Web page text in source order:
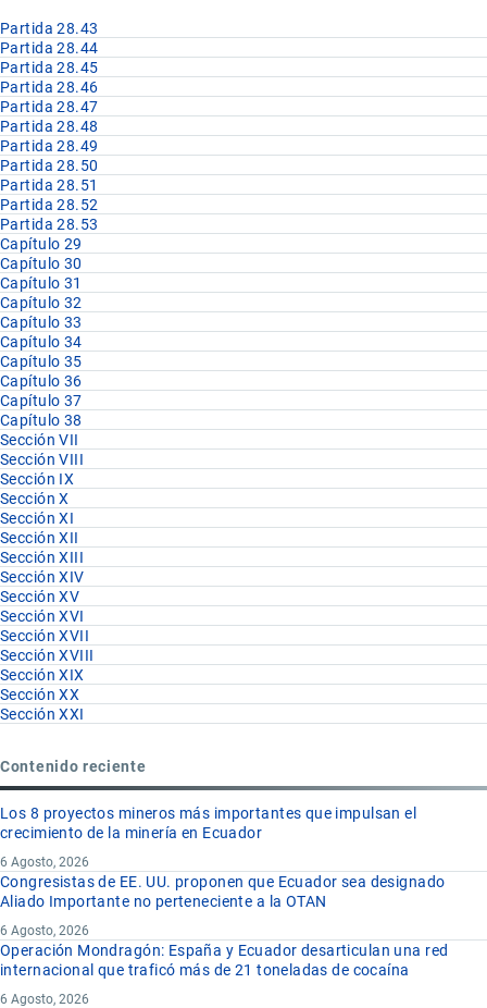
Partida 28.43
Partida 28.44
Partida 28.45
Partida 28.46
Partida 28.47
Partida 28.48
Partida 28.49
Partida 28.50
Partida 28.51
Partida 28.52
Partida 28.53
Capítulo 29
Capítulo 30
Capítulo 31
Capítulo 32
Capítulo 33
Capítulo 34
Capítulo 35
Capítulo 36
Capítulo 37
Capítulo 38
Sección VII
Sección VIII
Sección IX
Sección X
Sección XI
Sección XII
Sección XIII
Sección XIV
Sección XV
Sección XVI
Sección XVII
Sección XVIII
Sección XIX
Sección XX
Sección XXI
Contenido reciente
Los 8 proyectos mineros más importantes que impulsan el
crecimiento de la minería en Ecuador
6 Agosto, 2026
Congresistas de EE. UU. proponen que Ecuador sea designado
Aliado Importante no perteneciente a la OTAN
6 Agosto, 2026
Operación Mondragón: España y Ecuador desarticulan una red
internacional que traficó más de 21 toneladas de cocaína
6 Agosto, 2026